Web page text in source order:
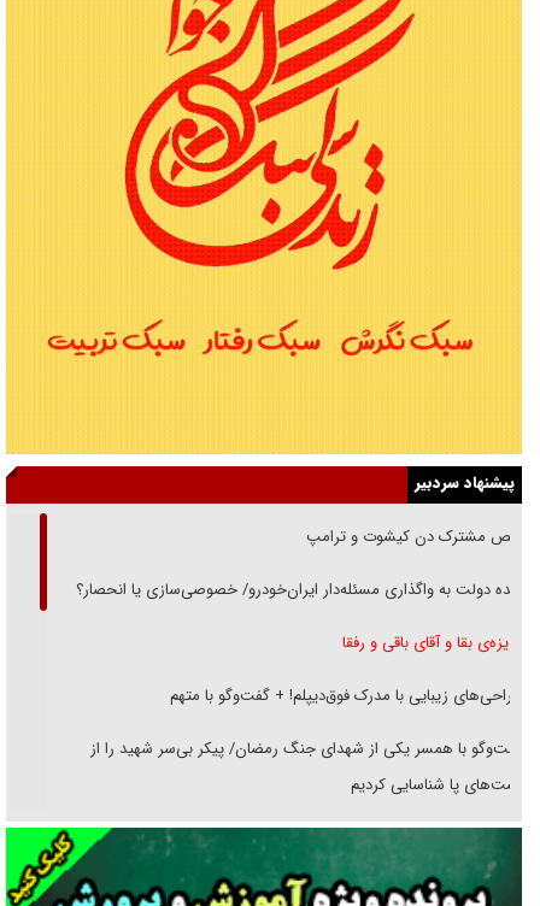
پیشنهاد سردبیر
رقص مشترک دن کیشوت و ترامپ
دنده دولت به واگذاری مسئله‌دار ایران‌خودرو/ خصوصی‌سازی یا انحصار؟
غریزه‌ی بقا و آقای باقی و رفقا
جراحی‌های زیبایی با مدرک فوق‌دیپلم! + گفت‌وگو با متهم
گفت‌وگو با همسر یکی از شهدای جنگ رمضان/ پیکر بی‌سر شهید را از
انگشت‌های پا شناسایی کردیم
نسلی که آنلاین الگو می‌گیرد
گفت‌وگو با آیت‌الله جاودان/ جفای مخالفان مکانت معنوی رهبر شهید را